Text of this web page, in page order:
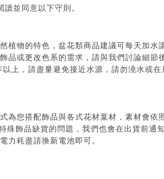
並同意以下守則。
物的特色，盆花類商品建議可每天加水
品或更改色系的需求，請與我們討論細節
以上，請盡量避免接近水源，請勿澆水或
您搭配飾品與各式花材葉材，素材會依
殊飾品缺貨的問題，我們也會在出貨前通
力耗盡請換新電池即可。